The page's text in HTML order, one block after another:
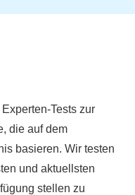
Tests zur
die auf dem
basieren. Wir testen
und aktuellsten
stellen zu